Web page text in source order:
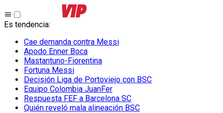
Es tendencia:
Cae demanda contra Messi
Apodo Enner Boca
Mastantuno-Fiorentina
Fortuna Messi
Decisión Liga de Portoviejo con BSC
Equipo Colombia JuanFer
Respuesta FEF a Barcelona SC
Quién reveló mala alineación BSC